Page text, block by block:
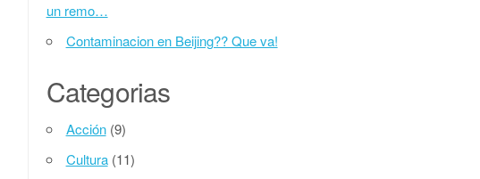
un remo…
Contaminacion en Beijing?? Que va!
Categorias
Acción(9)
Cultura(11)